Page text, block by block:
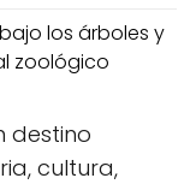
los árboles y
​zoológico
destino
cultura,